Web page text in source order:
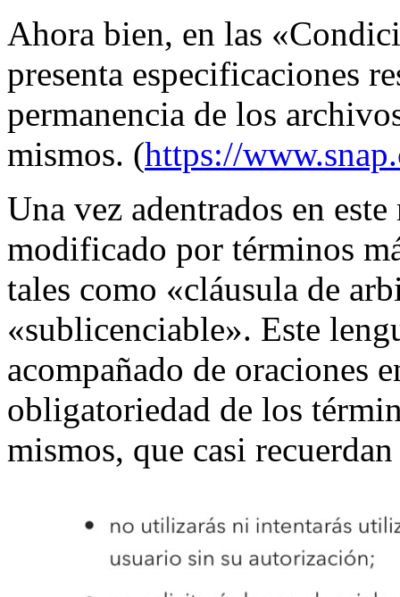
Ahora bien, en las
presenta especificaciones
permanencia de los
mismos. (https://
Una vez adentrados en
modificado por términos
tales como «cláusula de
«sublicenciable». Este
acompañado de oraciones
obligatoriedad de los
mismos, que casi